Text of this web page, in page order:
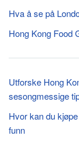
Hva å se på
Hong Kong Food
Utforske Hong
sesongmessige
Hvor kan du
funn